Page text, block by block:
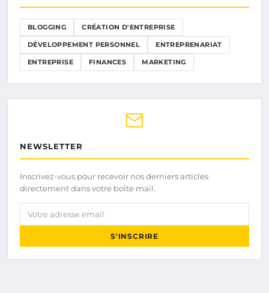
BLOGGING CRÉATION D'ENTREPRISE
DÉVELOPPEMENT PERSONNEL ENTREPRENARIAT
ENTREPRISE FINANCES MARKETING
NEWSLETTER
Inscrivez-vous pour recevoir nos derniers articles
directement dans votre boîte mail.
Votre adresse email
S'INSCRIRE